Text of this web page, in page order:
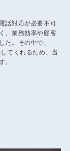
話対応が必要不可
、業務効率や顧客
た。その中で、
てくれるため、当
。